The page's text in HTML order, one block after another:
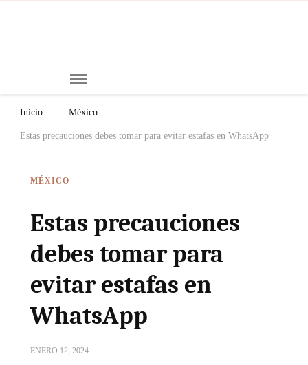
Inicio México
Estas precauciones debes tomar para evitar estafas en WhatsApp
MÉXICO
Estas precauciones
debes tomar para
evitar estafas en
WhatsApp
ENERO 12, 2024